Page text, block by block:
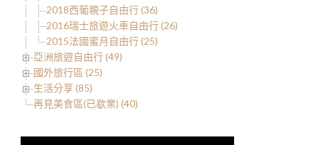
2018西葡親子自由行 (36)
2016瑞士旅遊火車自由行 (26)
2015法國蜜月自由行 (25)
亞洲旅遊自由行 (49)
國外旅行區 (25)
生活分享 (85)
再見美食區(已歇業) (40)